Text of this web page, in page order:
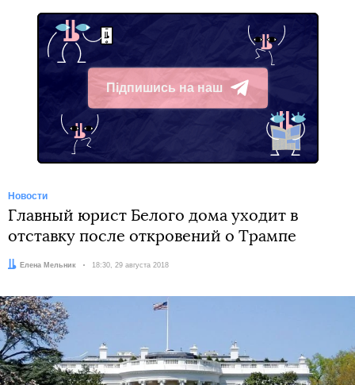
Підпишись на наш
Telegram
Новости
Главный юрист Белого дома уходит в
отставку после откровений о Трампе
Автор:Елена Мельник Дата:
18:30, 29 августа 2018